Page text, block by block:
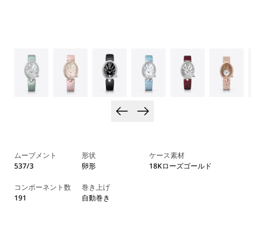
ムーブメント
537/3
形状
卵形
ケース素材
18Kローズゴールド
コンポーネント数
191
巻き上げ
自動巻き